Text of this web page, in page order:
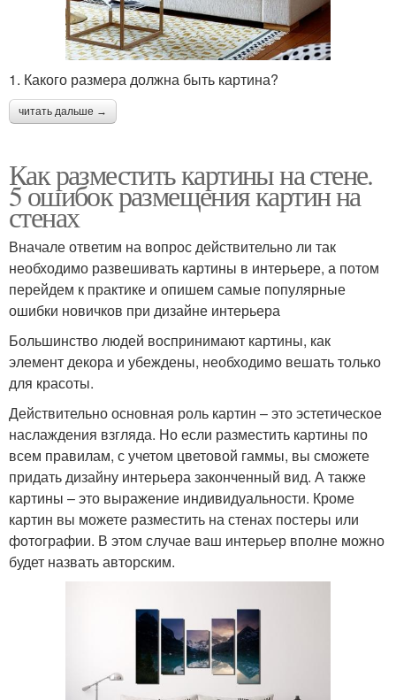
1. Какого размера должна быть картина?
читать дальше →
Как разместить картины на стене.
5 ошибок размещения картин на
стенах
Вначале ответим на вопрос действительно ли так
необходимо развешивать картины в интерьере, а потом
перейдем к практике и опишем самые популярные
ошибки новичков при дизайне интерьера
Большинство людей воспринимают картины, как
элемент декора и убеждены, необходимо вешать только
для красоты.
Действительно основная роль картин – это эстетическое
наслаждения взгляда. Но если разместить картины по
всем правилам, с учетом цветовой гаммы, вы сможете
придать дизайну интерьера законченный вид. А также
картины – это выражение индивидуальности. Кроме
картин вы можете разместить на стенах постеры или
фотографии. В этом случае ваш интерьер вполне можно
будет назвать авторским.